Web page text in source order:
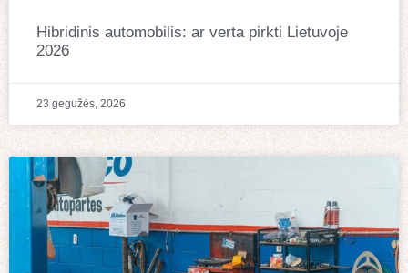
Hibridinis automobilis: ar verta pirkti Lietuvoje
2026
23 gegužės, 2026